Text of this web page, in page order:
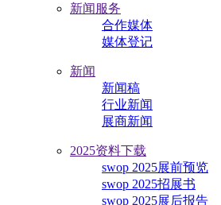
新闻服务
合作媒体
媒体登记
新闻
新闻稿
行业新闻
展商新闻
2025资料下载
swop 2025展前预览
swop 2025招展书
swop 2025展后报告